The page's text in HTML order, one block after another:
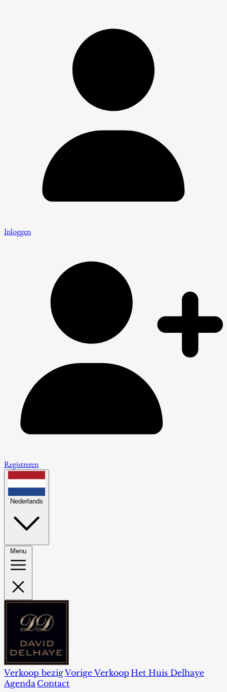
Inloggen
Registreren
Nederlands
Menu
Verkoop bezigVorige Verkoop Het Huis Delhaye
Agenda Contact